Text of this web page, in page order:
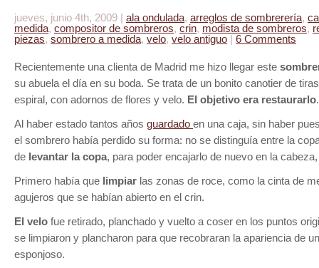
jueves, junio 4th, 2009 | ala ondulada, arreglos de sombrerería,
medida, compositor de sombreros, crin, modista de sombreros,
piezas, sombrero a medida, velo, velo antiguo | 6 Comments
Recientemente una clienta de Madrid me hizo llegar este
su abuela el día en su boda. Se trata de un bonito canotier de
espiral, con adornos de flores y velo. El objetivo era restaurarlo.
Al haber estado tantos años guardado en una caja, sin haber
el sombrero había perdido su forma: no se distinguía entre la
de levantar la copa, para poder encajarlo de nuevo en la
Primero había que limpiar las zonas de roce, como la cinta de
agujeros que se habían abierto en el crin.
El velo fue retirado, planchado y vuelto a coser en los puntos
se limpiaron y plancharon para que recobraran la apariencia de
esponjoso.